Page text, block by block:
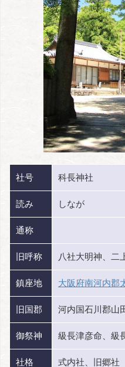
社号 科長神社
読み しなが
通称
旧呼称 八社大明神、二
鎮座地 大阪府南河内郡
旧国郡 河内国石川郡山
御祭神 級長津彦命、級
社格 式内社、旧郷社